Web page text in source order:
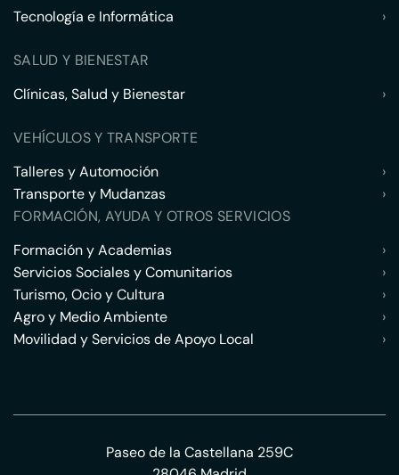
Tecnología e Informática
›
SALUD Y BIENESTAR
Clínicas, Salud y Bienestar
›
VEHÍCULOS Y TRANSPORTE
Talleres y Automoción
›
Transporte y Mudanzas
›
FORMACIÓN, AYUDA Y OTROS SERVICIOS
Formación y Academias
›
Servicios Sociales y Comunitarios
›
Turismo, Ocio y Cultura
›
Agro y Medio Ambiente
›
Movilidad y Servicios de Apoyo Local
›
Paseo de la Castellana 259C